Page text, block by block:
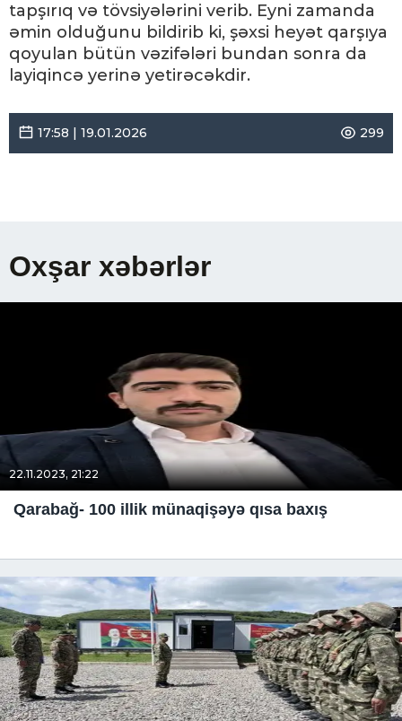
tapşırıq və tövsiyələrini verib. Eyni zamanda
əmin olduğunu bildirib ki, şəxsi heyət qarşıya
qoyulan bütün vəzifələri bundan sonra da
layiqincə yerinə yetirəcəkdir.
17:58 | 19.01.2026 299
Oxşar xəbərlər
22.11.2023, 21:22
Qarabağ- 100 illik münaqişəyə qısa baxış